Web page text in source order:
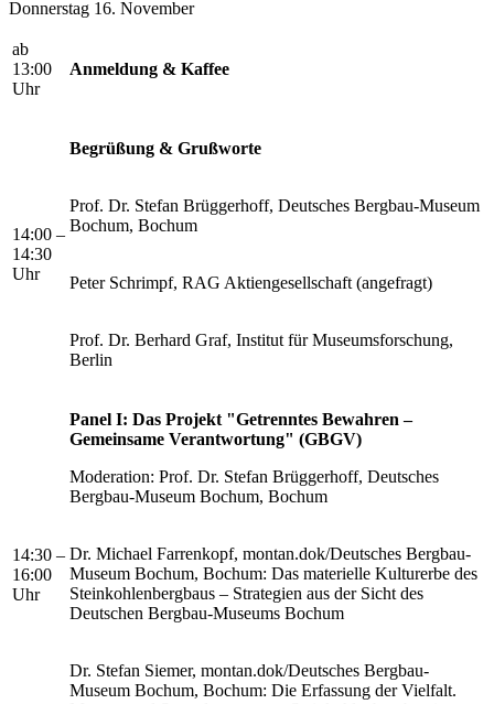
Donnerstag 16. November
ab
13:00
Uhr
Anmeldung & Kaffee
14:00 –
14:30
Uhr
Begrüßung & Grußworte
Prof. Dr. Stefan Brüggerhoff, Deutsches Bergbau-Museum
Bochum, Bochum
Peter Schrimpf, RAG Aktiengesellschaft (angefragt)
Prof. Dr. Berhard Graf, Institut für Museumsforschung,
Berlin
14:30 –
16:00
Uhr
Panel I: Das Projekt "Getrenntes Bewahren –
Gemeinsame Verantwortung" (GBGV)
Moderation: Prof. Dr. Stefan Brüggerhoff, Deutsches
Bergbau-Museum Bochum, Bochum
Dr. Michael Farrenkopf, montan.dok/Deutsches Bergbau-
Museum Bochum, Bochum: Das materielle Kulturerbe des
Steinkohlenbergbaus – Strategien aus der Sicht des
Deutschen Bergbau-Museums Bochum
Dr. Stefan Siemer, montan.dok/Deutsches Bergbau-
Museum Bochum, Bochum: Die Erfassung der Vielfalt.